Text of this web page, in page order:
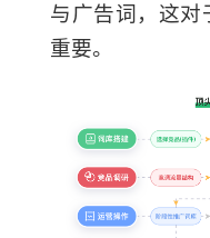
与广告词，这对
重要。